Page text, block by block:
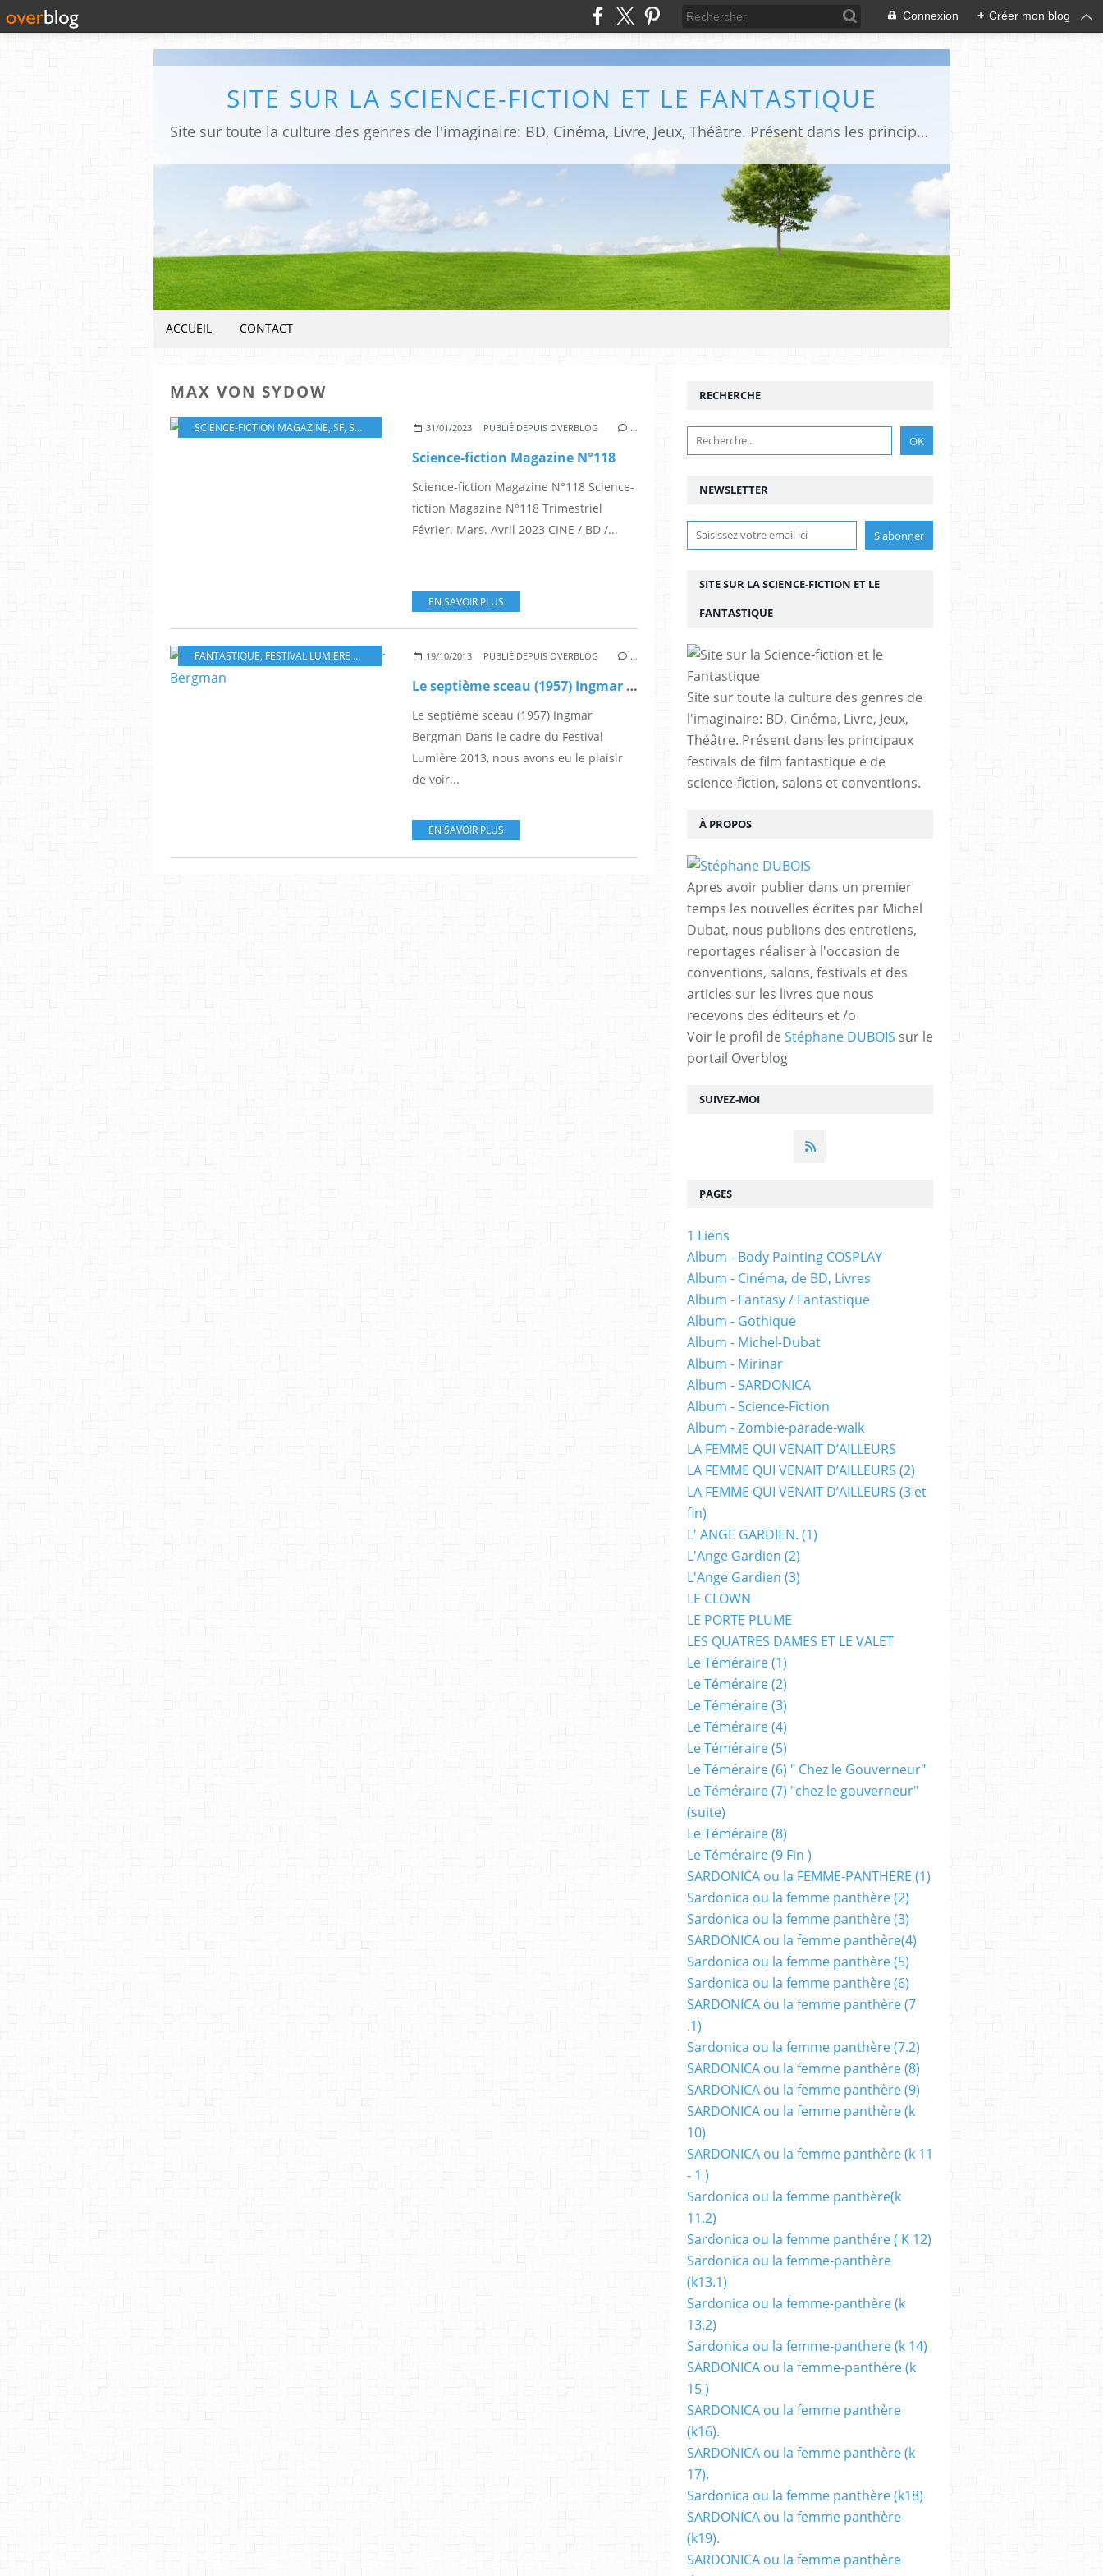
Connexion + Créer mon blog
SITE SUR LA SCIENCE-FICTION ET LE FANTASTIQUE
Site sur toute la culture des genres de l'imaginaire: BD, Cinéma, Livre, Jeux, Théâtre. Présent dans les principaux festivals de film fantastique e de science-fiction, salons et conventions.
ACCUEIL CONTACT
MAX VON SYDOW
SCIENCE-FICTION MAGAZINE, SF, SCIENCE FICTION ,AVATAR 2 JAMES CAMERON,SIGOURNEY WEAVER KATE WINSLET,GUY L’ECLAIR,FLASH GORDON,MÉLODY ANDERSON
31/01/2023 PUBLIÉ DEPUIS OVERBLOG …
Science-fiction Magazine N°118
Science-fiction Magazine N°118 Science-
fiction Magazine N°118 Trimestriel
Février. Mars. Avril 2023 CINE / BD /...
EN SAVOIR PLUS
FANTASTIQUE, FESTIVAL LUMIERE LYON ,INGMAR BERGMAN MAX VON SYDOW,CINÉMA
19/10/2013 PUBLIÉ DEPUIS OVERBLOG …
Le septième sceau (1957) Ingmar Bergman
Le septième sceau (1957) Ingmar
Bergman Dans le cadre du Festival
Lumière 2013, nous avons eu le plaisir
de voir...
EN SAVOIR PLUS
NEWSLETTER
SUIVEZ-MOI
RECHERCHE
SITE SUR LA SCIENCE-FICTION ET LE
FANTASTIQUE
Site sur toute la culture des genres de
l'imaginaire: BD, Cinéma, Livre, Jeux,
Théâtre. Présent dans les principaux
festivals de film fantastique e de
science-fiction, salons et conventions.
À PROPOS
Apres avoir publier dans un premier
temps les nouvelles écrites par Michel
Dubat, nous publions des entretiens,
reportages réaliser à l'occasion de
conventions, salons, festivals et des
articles sur les livres que nous
recevons des éditeurs et /o
Voir le profil de Stéphane DUBOIS sur le
portail Overblog
PAGES
1 Liens
Album - Body Painting COSPLAY
Album - Cinéma, de BD, Livres
Album - Fantasy / Fantastique
Album - Gothique
Album - Michel-Dubat
Album - Mirinar
Album - SARDONICA
Album - Science-Fiction
Album - Zombie-parade-walk
LA FEMME QUI VENAIT D’AILLEURS
LA FEMME QUI VENAIT D’AILLEURS (2)
LA FEMME QUI VENAIT D’AILLEURS (3 et
fin)
L' ANGE GARDIEN. (1)
L'Ange Gardien (2)
L'Ange Gardien (3)
LE CLOWN
LE PORTE PLUME
LES QUATRES DAMES ET LE VALET
Le Téméraire (1)
Le Téméraire (2)
Le Téméraire (3)
Le Téméraire (4)
Le Téméraire (5)
Le Téméraire (6) " Chez le Gouverneur"
Le Téméraire (7) "chez le gouverneur"
(suite)
Le Téméraire (8)
Le Téméraire (9 Fin )
SARDONICA ou la FEMME-PANTHERE (1)
Sardonica ou la femme panthère (2)
Sardonica ou la femme panthère (3)
SARDONICA ou la femme panthère(4)
Sardonica ou la femme panthère (5)
Sardonica ou la femme panthère (6)
SARDONICA ou la femme panthère (7
.1)
Sardonica ou la femme panthère (7.2)
SARDONICA ou la femme panthère (8)
SARDONICA ou la femme panthère (9)
SARDONICA ou la femme panthère (k
10)
SARDONICA ou la femme panthère (k 11
- 1 )
Sardonica ou la femme panthère(k
11.2)
Sardonica ou la femme panthére ( K 12)
Sardonica ou la femme-panthère
(k13.1)
Sardonica ou la femme-panthère (k
13.2)
Sardonica ou la femme-panthere (k 14)
SARDONICA ou la femme-panthére (k
15 )
SARDONICA ou la femme panthère
(k16).
SARDONICA ou la femme panthère (k
17).
Sardonica ou la femme panthère (k18)
SARDONICA ou la femme panthère
(k19).
SARDONICA ou la femme panthère